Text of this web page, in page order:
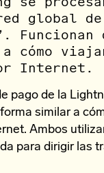
global de
Funcionan
cómo
Internet.
pago de la
similar a
Ambos
para dirigir las